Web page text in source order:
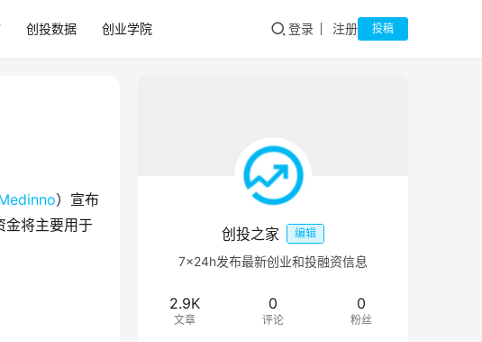
创投数据 创业学院 登录 注册 投稿
）宣布
金将主要用于
创投之家 编辑
7×24h发布最新创业和投融资信息
2.9K
文章
0
评论
0
粉丝